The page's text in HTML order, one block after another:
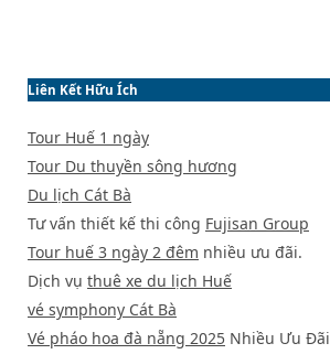
Liên Kết Hữu Ích
Tour Huế 1 ngày
Tour Du thuyền sông hương
Du lịch Cát Bà
Tư vấn thiết kế thi công Fujisan Group
Tour huế 3 ngày 2 đêm nhiều ưu đãi.
Dịch vụ thuê xe du lịch Huế
vé symphony Cát Bà
Vé pháo hoa đà nẵng 2025 Nhiều Ưu Đãi